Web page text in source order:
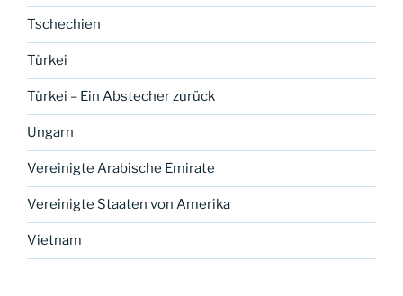
Tschechien
Türkei
Türkei – Ein Abstecher zurück
Ungarn
Vereinigte Arabische Emirate
Vereinigte Staaten von Amerika
Vietnam